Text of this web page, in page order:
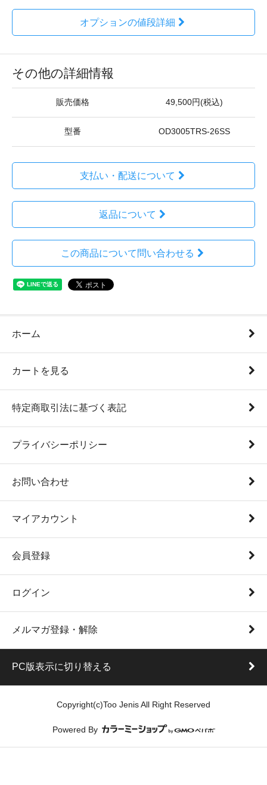
オプションの値段詳細
その他の詳細情報
販売価格 49,500円(税込)
型番 OD3005TRS-26SS
支払い・配送について
返品について
この商品について問い合わせる
ホーム
カートを見る
特定商取引法に基づく表記
プライバシーポリシー
お問い合わせ
マイアカウント
会員登録
ログイン
メルマガ登録・解除
PC版表示に切り替える
Copyright(c)Too Jenis All Right Reserved
Powered By